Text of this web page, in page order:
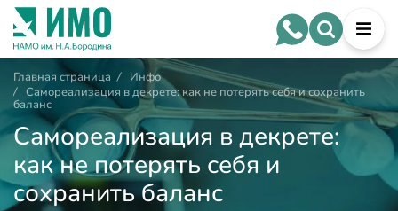
Главная страница /
Инфо
/ Самореализация в декрете: как не потерять себя и сохранить
баланс
Самореализация в декрете:
как не потерять себя и
сохранить баланс